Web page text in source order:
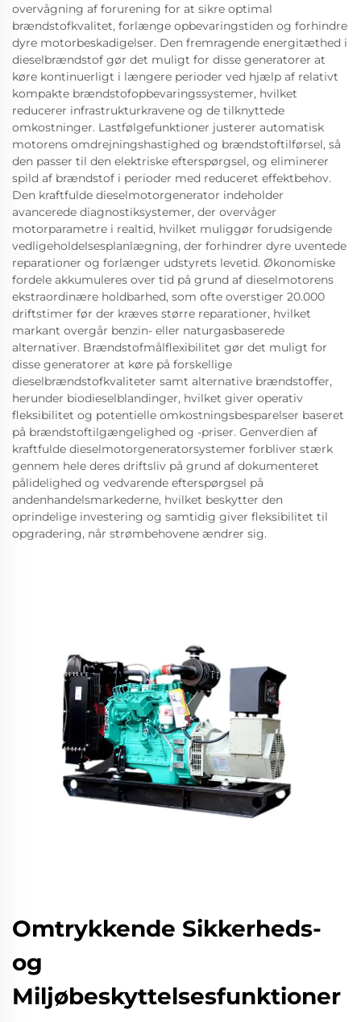
overvågning af forurening for at sikre optimal
brændstofkvalitet, forlænge opbevaringstiden og forhindre
dyre motorbeskadigelser. Den fremragende energitæthed i
dieselbrændstof gør det muligt for disse generatorer at
køre kontinuerligt i længere perioder ved hjælp af relativt
kompakte brændstofopbevaringssystemer, hvilket
reducerer infrastrukturkravene og de tilknyttede
omkostninger. Lastfølgefunktioner justerer automatisk
motorens omdrejningshastighed og brændstoftilførsel, så
den passer til den elektriske efterspørgsel, og eliminerer
spild af brændstof i perioder med reduceret effektbehov.
Den kraftfulde dieselmotorgenerator indeholder
avancerede diagnostiksystemer, der overvåger
motorparametre i realtid, hvilket muliggør forudsigende
vedligeholdelsesplanlægning, der forhindrer dyre uventede
reparationer og forlænger udstyrets levetid. Økonomiske
fordele akkumuleres over tid på grund af dieselmotorens
ekstraordinære holdbarhed, som ofte overstiger 20.000
driftstimer før der kræves større reparationer, hvilket
markant overgår benzin- eller naturgasbaserede
alternativer. Brændstofmålflexibilitet gør det muligt for
disse generatorer at køre på forskellige
dieselbrændstofkvaliteter samt alternative brændstoffer,
herunder biodieselblandinger, hvilket giver operativ
fleksibilitet og potentielle omkostningsbesparelser baseret
på brændstoftilgængelighed og -priser. Genverdien af
kraftfulde dieselmotorgeneratorsystemer forbliver stærk
gennem hele deres driftsliv på grund af dokumenteret
pålidelighed og vedvarende efterspørgsel på
andenhandelsmarkederne, hvilket beskytter den
oprindelige investering og samtidig giver fleksibilitet til
opgradering, når strømbehovene ændrer sig.
Omtrykkende Sikkerheds-
og
Miljøbeskyttelsesfunktioner